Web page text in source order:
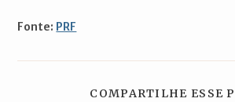
Fonte: PRF
COMPARTILHE ESSE